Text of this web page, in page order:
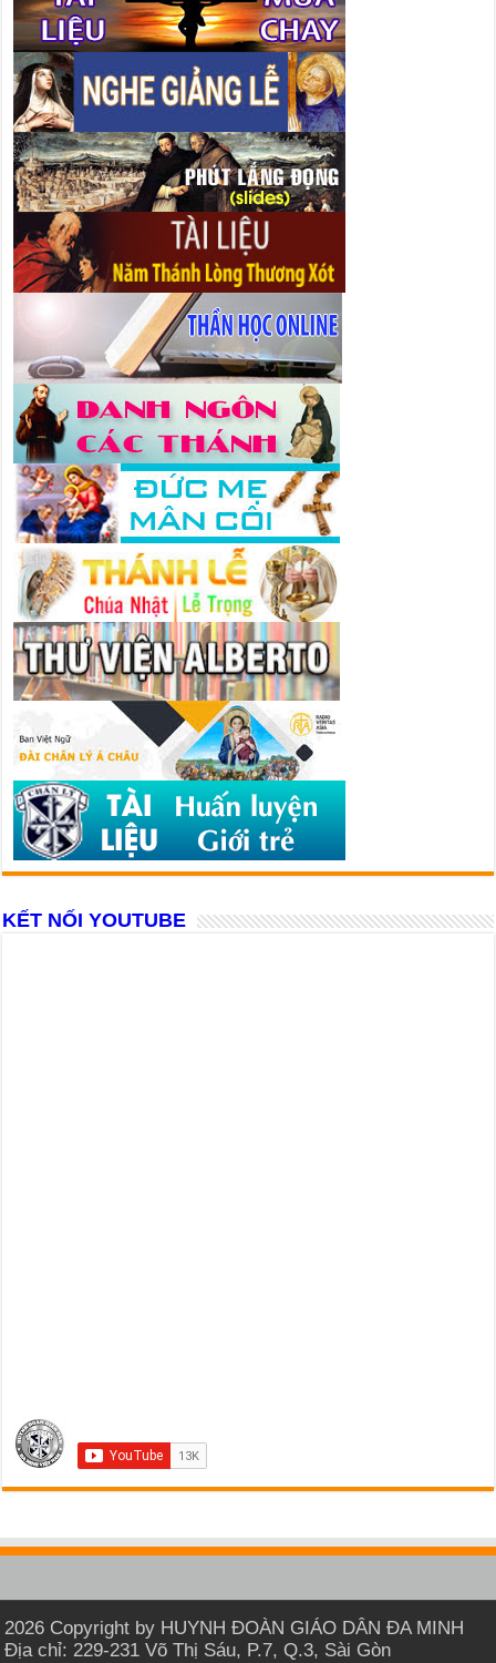
KẾT NỐI YOUTUBE
2026 Copyright by HUYNH ĐOÀN GIÁO DÂN ĐA MINH
Địa chỉ: 229-231 Võ Thị Sáu, P.7, Q.3, Sài Gòn